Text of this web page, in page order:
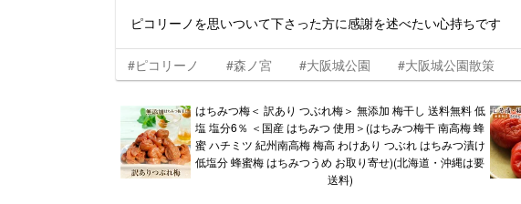
ピコリーノを思いついて下さった方に感謝を述べたい心持ちです
#ピコリーノ #森ノ宮 #大阪城公園 #大阪城公園散策
はちみつ梅＜ 訳あり つぶれ梅＞ 無添加 梅干し 送料無料 低
塩 塩分6％ ＜国産 はちみつ 使用＞(はちみつ梅干 南高梅 蜂
蜜 ハチミツ 紀州南高梅 梅高 わけあり つぶれ はちみつ漬け
低塩分 蜂蜜梅 はちみつうめ お取り寄せ)(北海道・沖縄は要
送料)